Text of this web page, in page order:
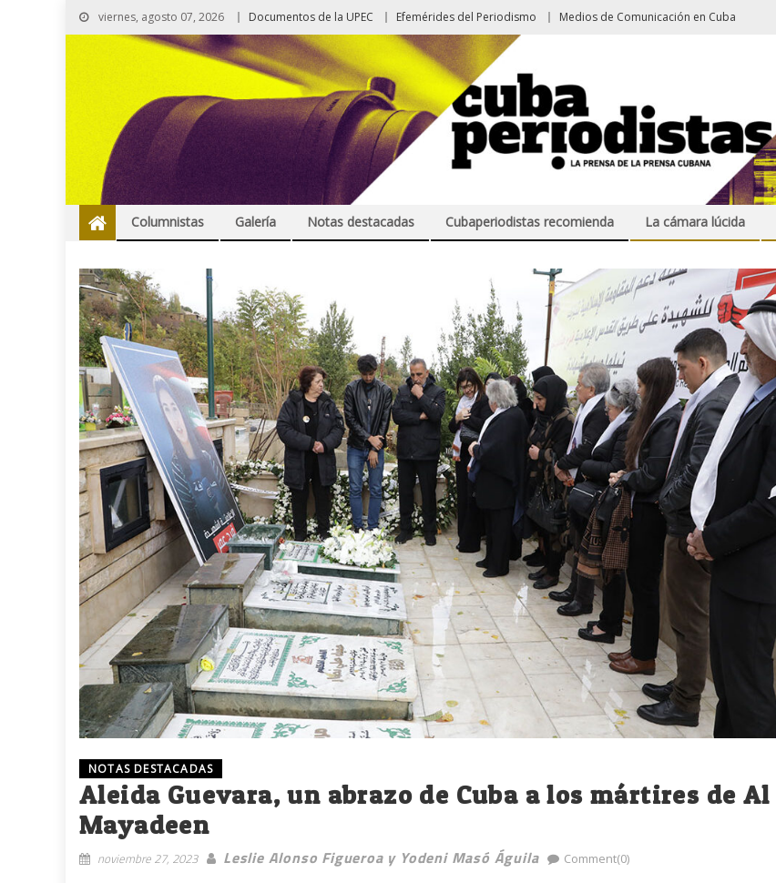
viernes, agosto 07, 2026 Documentos de la UPEC Efemérides del Periodismo Medios de Comunicación en Cuba
Columnistas Galería Notas destacadas Cubaperiodistas recomienda La cámara lúcida
NOTAS DESTACADAS
Aleida Guevara, un abrazo de Cuba a los mártires de Al
Mayadeen
noviembre 27, 2023 Leslie Alonso Figueroa y Yodeni Masó Águila Comment(0)